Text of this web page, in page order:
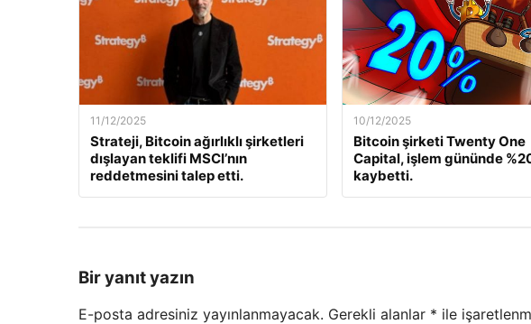
11/12/2025
Strateji, Bitcoin ağırlıklı şirketleri
dışlayan teklifi MSCI’nın
reddetmesini talep etti.
10/12/2025
Bitcoin şirketi Twenty One
Capital, işlem gününde
kaybetti.
Bir yanıt yazın
E-posta adresiniz yayınlanmayacak. Gerekli alanlar * ile